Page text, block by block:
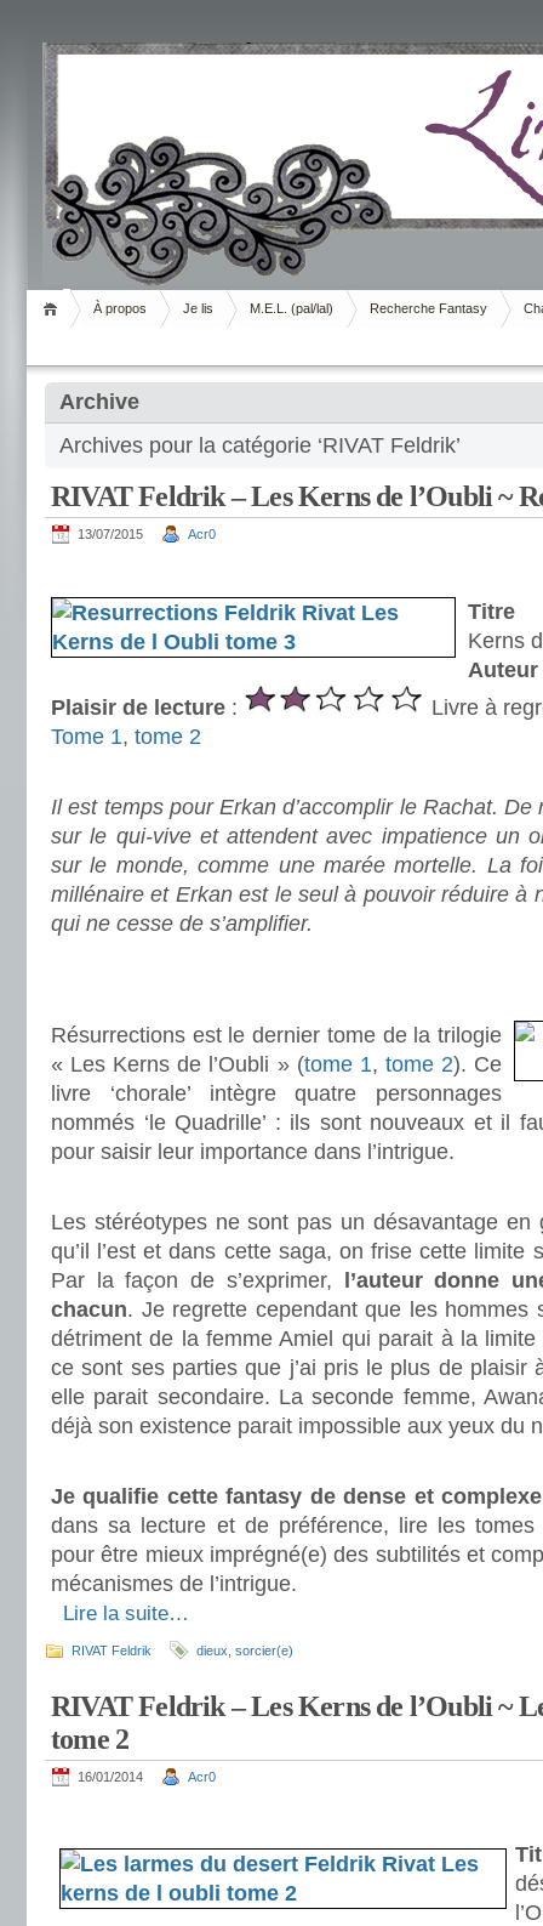
Livrement
À propos Je lis M.E.L. (pal/lal) Recherche Fantasy
Archive
Archives pour la catégorie ‘RIVAT Feldrik’
RIVAT Feldrik – Les Kerns de l’Oubli ~
13/07/2015 Acr0
Titre
Kerns
Auteur
Plaisir de lecture :
Livre à
Tome 1, tome 2
Il est temps pour Erkan d’accomplir le Rachat.
sur le qui-vive et attendent avec impatience un
sur le monde, comme une marée mortelle. La
millénaire et Erkan est le seul à pouvoir réduire à
qui ne cesse de s’amplifier.
Résurrections est le dernier tome de la trilogie
« Les Kerns de l’Oubli » (tome 1, tome 2). Ce
livre ‘chorale’ intègre quatre personnages
nommés ‘le Quadrille’ : ils sont nouveaux et il
pour saisir leur importance dans l’intrigue.
Les stéréotypes ne sont pas un désavantage en
qu’il l’est et dans cette saga, on frise cette limite
Par la façon de s’exprimer,
l’auteur donne
chacun. Je regrette cependant que les hommes
détriment de la femme Amiel qui parait à la
ce sont ses parties que j’ai pris le plus de plaisir
elle parait secondaire. La seconde femme,
déjà son existence parait impossible aux yeux du
Je qualifie cette fantasy de dense et complexe
dans sa lecture et de préférence, lire les tomes
pour être mieux imprégné(e) des subtilités et
mécanismes de l’intrigue.
Lire la suite…
RIVAT Feldrik dieux sorcier(e)
RIVAT Feldrik – Les Kerns de l’Oubli ~
tome 2
16/01/2014 Acr0